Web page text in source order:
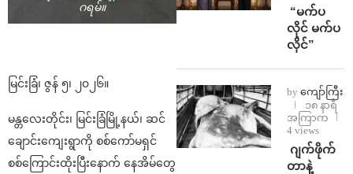
ဂရမ်။
မြင်းခြံ၊ ဇွန် ၅၊ ၂၀၂၆။
မန္တလေးတိုင်း၊ မြင်းခြံမြို့နယ်၊ ဆင်
ချောင်းကျေးရွာကို စစ်ကော်မရှင်
စစ်ကြောင်းထိုးပြီးနောက် နေအိမ်တွေ
⁨ ⁨“မက်ပ
လိုင် မက်ပ
လိုင်”
by ကျော်ကြီး
၁၈ နာရီ
အကြာက
4 views
⁨⁩ ⁨ဂျက်ဖိုက်
တာနဲ့